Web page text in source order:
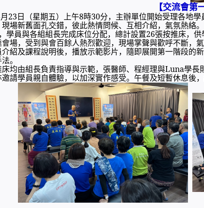
【交流會第
23日（星期五）上午8時30分，主辦單位開始受理各地
場新舊面孔交錯，彼此熱情問候、互相介紹，氣氛熱絡。
學員與各組組長完成床位分配，總計設置26張按推床，
場，受到與會百餘人熱烈歡迎，現場掌聲與歡呼不斷，
紹及課程說明後，播放示範影片，隨即展開第一階段的
。
均由組長負責指導與示範，張醫師、程經理與Luna學
請學員親自體驗，以加深實作感受。午餐及短暫休息後